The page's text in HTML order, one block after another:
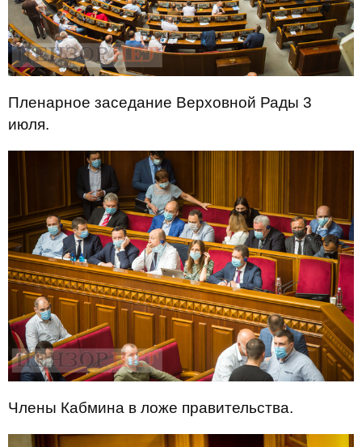
Пленарное заседание Верховной Рады 3
июля.
Члены Кабмина в ложе правительства.